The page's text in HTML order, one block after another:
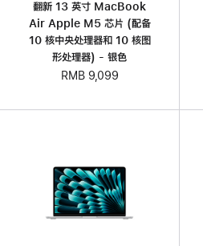
翻新 13 英寸 MacBook
Air Apple M5 芯片 (配备
10 核中央处理器和 10 核图
形处理器) - 银色
RMB 9,099